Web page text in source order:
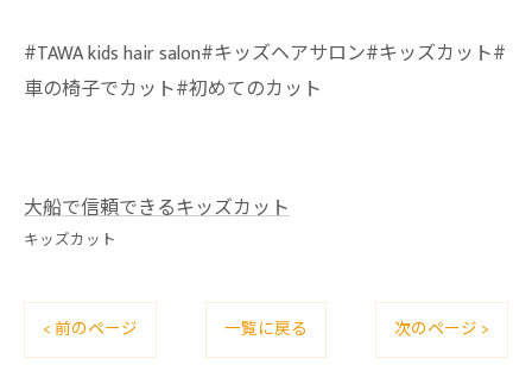
#TAWA kids hair salon#キッズヘアサロン#キッズカット#
車の椅子でカット#初めてのカット
大船で信頼できるキッズカット
キッズカット
< 前のページ 一覧に戻る 次のページ >